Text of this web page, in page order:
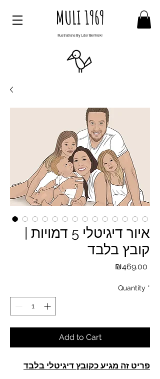
MULI 1969
Illustrations By Ldor Berlinski
איור דיגיטלי 5 דמויות |
קובץ בלבד
₪469.00
Quantity *
Add to Cart
פריט זה מגיע כקובץ דיגיטלי בלבד